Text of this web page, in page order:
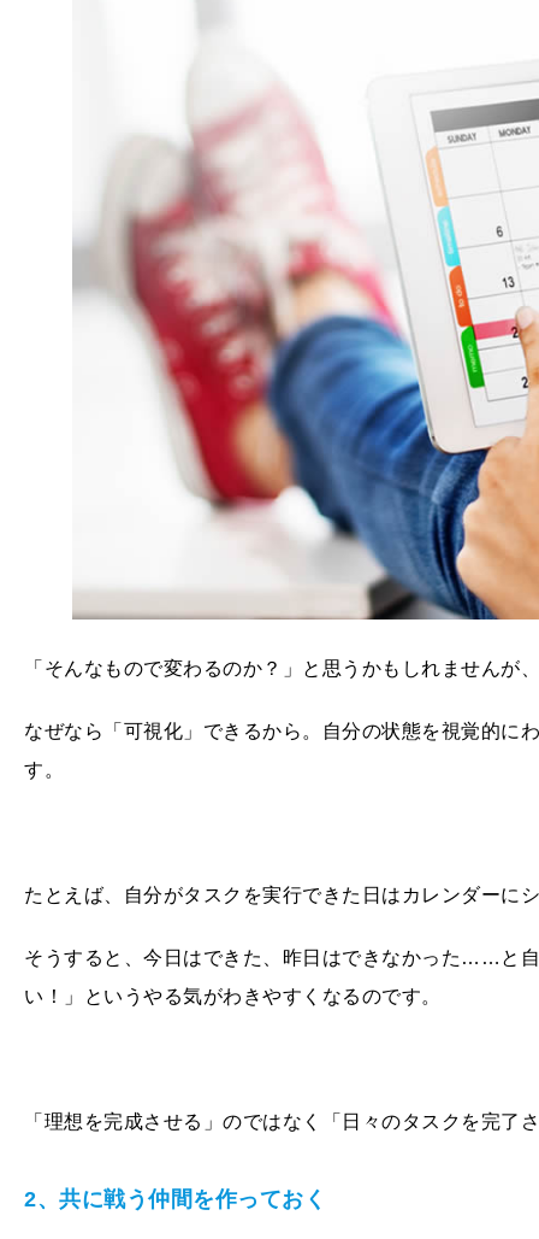
「そんなもので変わるのか？」と思うかもしれませんが
なぜなら「可視化」できるから。自分の状態を視覚的に
す。
たとえば、自分がタスクを実行できた日はカレンダーに
そうすると、今日はできた、昨日はできなかった……と
い！」というやる気がわきやすくなるのです。
「理想を完成させる」のではなく「日々のタスクを完了
2、共に戦う仲間を作っておく